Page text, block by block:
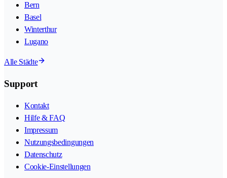
Bern
Basel
Winterthur
Lugano
Alle Städte
Support
Kontakt
Hilfe & FAQ
Impressum
Nutzungsbedingungen
Datenschutz
Cookie-Einstellungen